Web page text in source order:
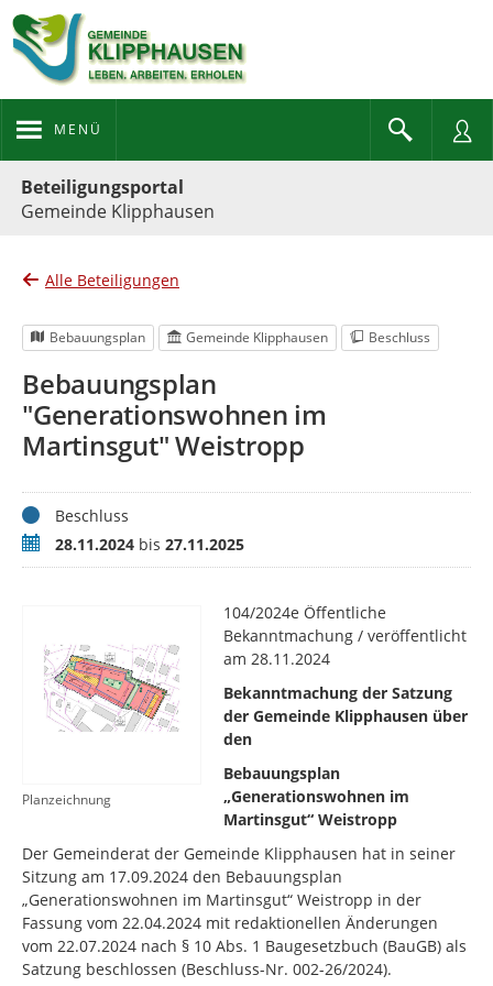
MENÜ
Beteiligungsportal
Gemeinde Klipphausen
Alle Beteiligungen
Bebauungsplan Gemeinde Klipphausen Beschluss
Bebauungsplan
"Generationswohnen im
Martinsgut" Weistropp
StatusBeschluss
Zeitraum28.11.2024 bis 27.11.2025
Planzeichnung
104/2024e Öffentliche
Bekanntmachung / veröffentlicht
am 28.11.2024
Bekanntmachung der Satzung
der Gemeinde Klipphausen über
den
Bebauungsplan
„Generationswohnen im
Martinsgut“ Weistropp
Der Gemeinderat der Gemeinde Klipphausen hat in seiner
Sitzung am 17.09.2024 den Bebauungsplan
„Generationswohnen im Martinsgut“ Weistropp in der
Fassung vom 22.04.2024 mit redaktionellen Änderungen
vom 22.07.2024 nach § 10 Abs. 1 Baugesetzbuch (BauGB) als
Satzung beschlossen (Beschluss-Nr. 002-26/2024).